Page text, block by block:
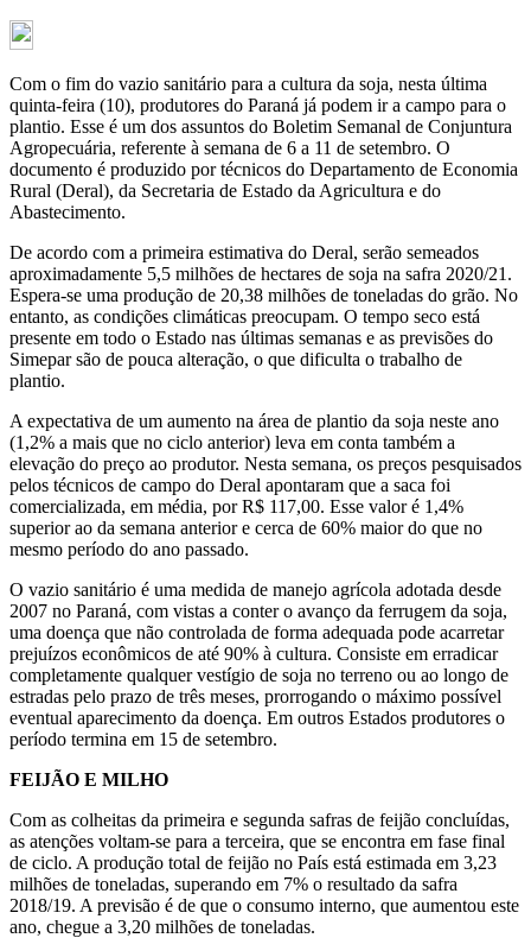
Com o fim do vazio sanitário para a cultura da soja, nesta última
quinta-feira (10), produtores do Paraná já podem ir a campo para o
plantio. Esse é um dos assuntos do Boletim Semanal de Conjuntura
Agropecuária, referente à semana de 6 a 11 de setembro. O
documento é produzido por técnicos do Departamento de Economia
Rural (Deral), da Secretaria de Estado da Agricultura e do
Abastecimento.
De acordo com a primeira estimativa do Deral, serão semeados
aproximadamente 5,5 milhões de hectares de soja na safra 2020/21.
Espera-se uma produção de 20,38 milhões de toneladas do grão. No
entanto, as condições climáticas preocupam. O tempo seco está
presente em todo o Estado nas últimas semanas e as previsões do
Simepar são de pouca alteração, o que dificulta o trabalho de
plantio.
A expectativa de um aumento na área de plantio da soja neste ano
(1,2% a mais que no ciclo anterior) leva em conta também a
elevação do preço ao produtor. Nesta semana, os preços pesquisados
pelos técnicos de campo do Deral apontaram que a saca foi
comercializada, em média, por R$ 117,00. Esse valor é 1,4%
superior ao da semana anterior e cerca de 60% maior do que no
mesmo período do ano passado.
O vazio sanitário é uma medida de manejo agrícola adotada desde
2007 no Paraná, com vistas a conter o avanço da ferrugem da soja,
uma doença que não controlada de forma adequada pode acarretar
prejuízos econômicos de até 90% à cultura. Consiste em erradicar
completamente qualquer vestígio de soja no terreno ou ao longo de
estradas pelo prazo de três meses, prorrogando o máximo possível
eventual aparecimento da doença. Em outros Estados produtores o
período termina em 15 de setembro.
FEIJÃO E MILHO
Com as colheitas da primeira e segunda safras de feijão concluídas,
as atenções voltam-se para a terceira, que se encontra em fase final
de ciclo. A produção total de feijão no País está estimada em 3,23
milhões de toneladas, superando em 7% o resultado da safra
2018/19. A previsão é de que o consumo interno, que aumentou este
ano, chegue a 3,20 milhões de toneladas.